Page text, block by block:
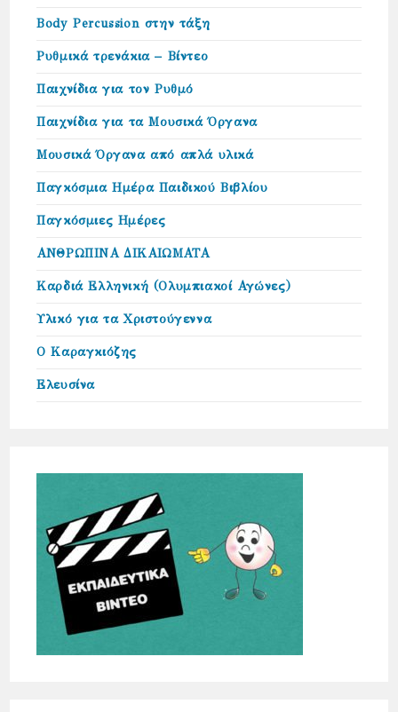
Body Percussion στην τάξη
Ρυθμικά τρενάκια – Βίντεο
Παιχνίδια για τον Ρυθμό
Παιχνίδια για τα Μουσικά Όργανα
Μουσικά Όργανα από απλά υλικά
Παγκόσμια Ημέρα Παιδικού Βιβλίου
Παγκόσμιες Ημέρες
ΑΝΘΡΩΠΙΝΑ ΔΙΚΑΙΩΜΑΤΑ
Καρδιά Ελληνική (Ολυμπιακοί Αγώνες)
Υλικό για τα Χριστούγεννα
Ο Καραγκιόζης
Ελευσίνα